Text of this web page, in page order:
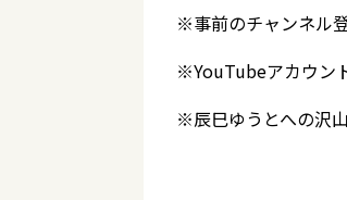
※事前のチャンネル
※YouTubeアカウン
※辰巳ゆうとへの沢